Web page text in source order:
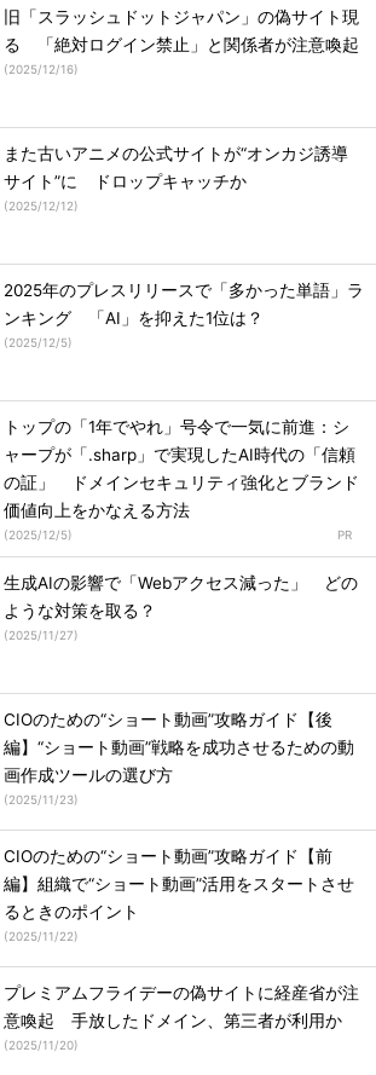
旧「スラッシュドットジャパン」の偽サイト現
る 「絶対ログイン禁止」と関係者が注意喚起
(2025/12/16)
また古いアニメの公式サイトが“オンカジ誘導
サイト”に ドロップキャッチか
(2025/12/12)
2025年のプレスリリースで「多かった単語」ラ
ンキング 「AI」を抑えた1位は？
(2025/12/5)
トップの「1年でやれ」号令で一気に前進：シ
ャープが「.sharp」で実現したAI時代の「信頼
の証」 ドメインセキュリティ強化とブランド
価値向上をかなえる方法
(2025/12/5)
生成AIの影響で「Webアクセス減った」 どの
ような対策を取る？
(2025/11/27)
CIOのための“ショート動画”攻略ガイド【後
編】“ショート動画”戦略を成功させるための動
画作成ツールの選び方
(2025/11/23)
CIOのための“ショート動画”攻略ガイド【前
編】組織で“ショート動画”活用をスタートさせ
るときのポイント
(2025/11/22)
プレミアムフライデーの偽サイトに経産省が注
意喚起 手放したドメイン、第三者が利用か
(2025/11/20)